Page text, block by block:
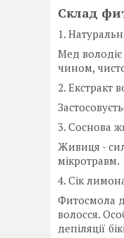
Склад
1.
Мед володіє
чином,
2. Екстракт
3. Соснова
Живиця -
мікротравм.
4. Сік
Фитосмола
волосся.
депіляції